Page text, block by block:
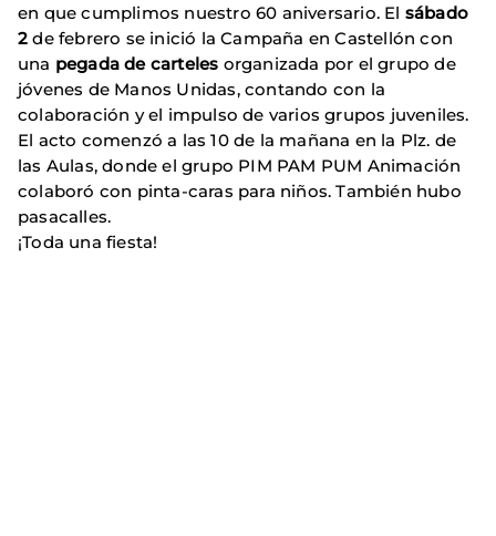
en que cumplimos nuestro 60 aniversario. El sábado
2 de febrero se inició la Campaña en Castellón con
una pegada de carteles organizada por el grupo de
jóvenes de Manos Unidas, contando con la
colaboración y el impulso de varios grupos juveniles.
El acto comenzó a las 10 de la mañana en la Plz. de
las Aulas, donde el grupo PIM PAM PUM Animación
colaboró con pinta-caras para niños. También hubo
pasacalles.
¡Toda una fiesta!